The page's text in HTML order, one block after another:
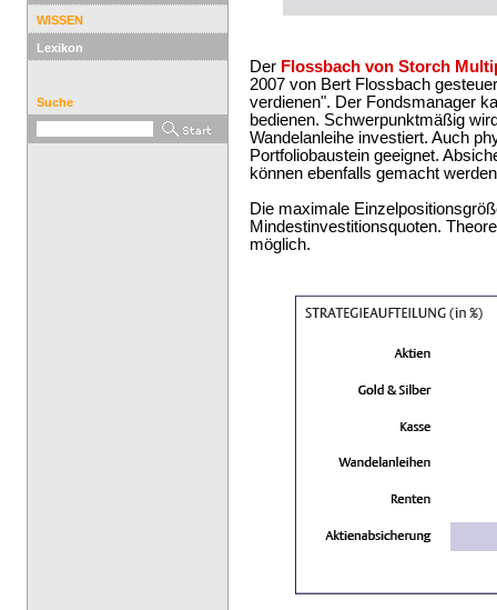
WISSEN
Lexikon
Suche
Der Flossbach von Storch
2007 von Bert Flossbach
verdienen". Der Fondsmanager
bedienen. Schwerpunktmäßig
Wandelanleihe investiert. Auch
Portfoliobaustein geeignet.
können ebenfalls gemacht
Die maximale
Mindestinvestitionsquoten.
möglich.